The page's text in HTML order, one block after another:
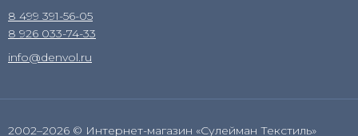
8 499 391-56-05
8 926 033-74-33
info@denvol.ru
2002–2026 © Интернет-магазин «Сулейман Текстиль»